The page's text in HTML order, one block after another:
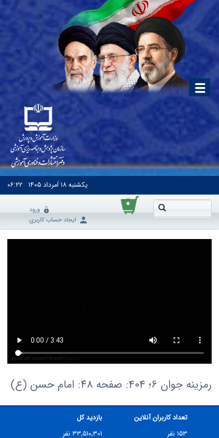
یکشنبه۱۸ اَمرداد ۱۴۰۵ ۰۶:۲۲
۰
ورود
ایجاد حساب کاربری
رمزینه جوان 6؛ 404: صفحه ۴۸: امام حسن (ع)
تعداد کاربران آنلاین
۱۵۳ نفر
بازدید کل
۳۳,۵۱۰,۳۰۱ نفر